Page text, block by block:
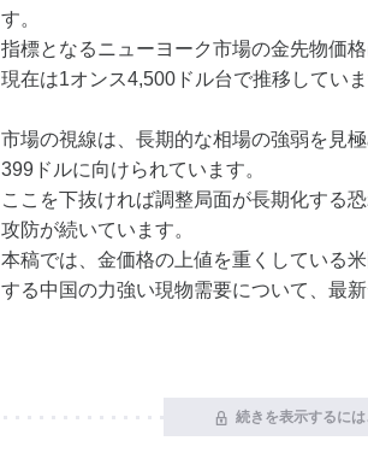
す。
指標となるニューヨーク市場の金先物価
現在は1オンス4,500ドル台で推移していま
市場の視線は、長期的な相場の強弱を見
399ドルに向けられています。
ここを下抜ければ調整局面が長期化する
攻防が続いています。
本稿では、金価格の上値を重くしている
する中国の力強い現物需要について、最
続きを表示するに